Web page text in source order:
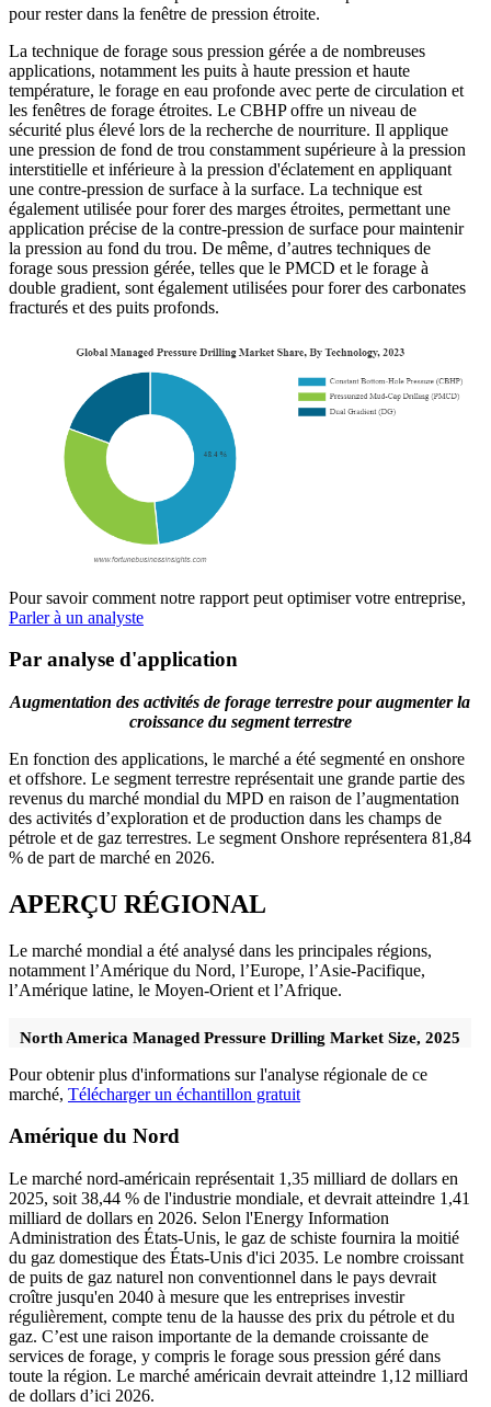
pour rester dans la fenêtre de pression étroite.
La technique de forage sous pression gérée a de nombreuses
applications, notamment les puits à haute pression et haute
température, le forage en eau profonde avec perte de circulation et
les fenêtres de forage étroites. Le CBHP offre un niveau de
sécurité plus élevé lors de la recherche de nourriture. Il applique
une pression de fond de trou constamment supérieure à la pression
interstitielle et inférieure à la pression d'éclatement en appliquant
une contre-pression de surface à la surface. La technique est
également utilisée pour forer des marges étroites, permettant une
application précise de la contre-pression de surface pour maintenir
la pression au fond du trou. De même, d’autres techniques de
forage sous pression gérée, telles que le PMCD et le forage à
double gradient, sont également utilisées pour forer des carbonates
fracturés et des puits profonds.
Pour savoir comment notre rapport peut optimiser votre entreprise,
Parler à un analyste
Par analyse d'application
Augmentation des activités de forage terrestre pour augmenter la
croissance du segment terrestre
En fonction des applications, le marché a été segmenté en onshore
et offshore. Le segment terrestre représentait une grande partie des
revenus du marché mondial du MPD en raison de l’augmentation
des activités d’exploration et de production dans les champs de
pétrole et de gaz terrestres. Le segment Onshore représentera 81,84
% de part de marché en 2026.
APERÇU RÉGIONAL
Le marché mondial a été analysé dans les principales régions,
notamment l’Amérique du Nord, l’Europe, l’Asie-Pacifique,
l’Amérique latine, le Moyen-Orient et l’Afrique.
North America Managed Pressure Drilling Market Size, 2025
Pour obtenir plus d'informations sur l'analyse régionale de ce
marché, Télécharger un échantillon gratuit
Amérique du Nord
Le marché nord-américain représentait 1,35 milliard de dollars en
2025, soit 38,44 % de l'industrie mondiale, et devrait atteindre 1,41
milliard de dollars en 2026. Selon l'Energy Information
Administration des États-Unis, le gaz de schiste fournira la moitié
du gaz domestique des États-Unis d'ici 2035. Le nombre croissant
de puits de gaz naturel non conventionnel dans le pays devrait
croître jusqu'en 2040 à mesure que les entreprises investir
régulièrement, compte tenu de la hausse des prix du pétrole et du
gaz. C’est une raison importante de la demande croissante de
services de forage, y compris le forage sous pression géré dans
toute la région. Le marché américain devrait atteindre 1,12 milliard
de dollars d’ici 2026.